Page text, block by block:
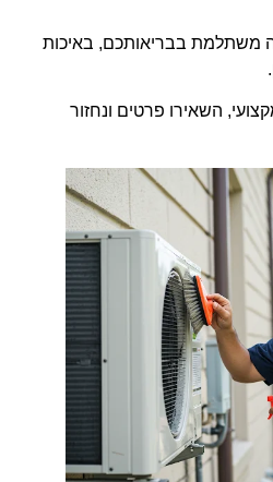
משתלמת בבריאותכם, באיכות
השאירו פרטים ונחזור